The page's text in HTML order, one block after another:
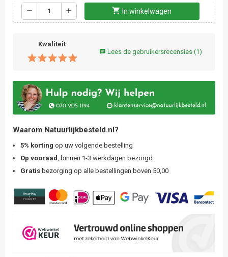
remove add shopping_cart In winkelwagen
Kwaliteit
chat Lees de gebruikersrecensies (1)
Waarom Natuurlijkbesteld.nl?
5% korting op uw volgende bestelling
Op vooraad
, binnen 1-3 werkdagen bezorgd
Gratis bezorging op alle bestellingen boven 50,00